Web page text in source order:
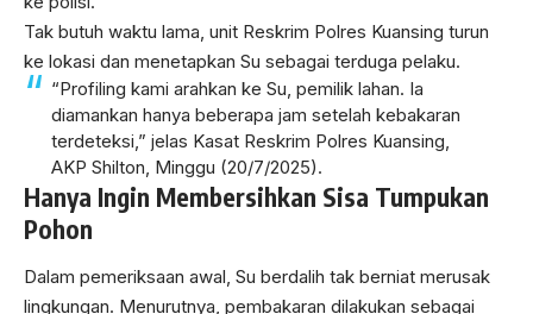
Tak butuh waktu lama, unit Reskrim Polres Kuansing turun
ke lokasi dan menetapkan Su sebagai terduga pelaku.
“Profiling kami arahkan ke Su, pemilik lahan. Ia
diamankan hanya beberapa jam setelah kebakaran
terdeteksi,” jelas Kasat Reskrim Polres Kuansing,
AKP Shilton, Minggu (20/7/2025).
Hanya Ingin Membersihkan Sisa Tumpukan
Pohon
Dalam pemeriksaan awal, Su berdalih tak berniat merusak
lingkungan. Menurutnya, pembakaran dilakukan sebagai